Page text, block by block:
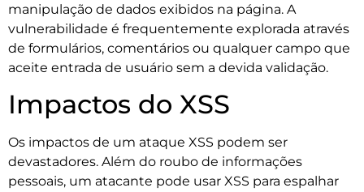
manipulação de dados exibidos na página. A
vulnerabilidade é frequentemente explorada através
de formulários, comentários ou qualquer campo que
aceite entrada de usuário sem a devida validação.
Impactos do XSS
Os impactos de um ataque XSS podem ser
devastadores. Além do roubo de informações
pessoais, um atacante pode usar XSS para espalhar